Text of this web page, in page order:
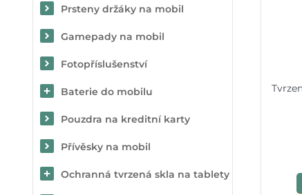
Prsteny držáky na mobil
Gamepady na mobil
Fotopříslušenství
Baterie do mobilu
Pouzdra na kreditní karty
Přívěsky na mobil
Ochranná tvrzená skla na tablety